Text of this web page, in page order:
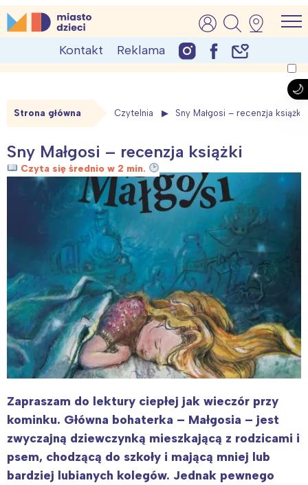
Skip
to
MiastoDzieci.pl
atrakcje dla dzieci, wydarzenia, imprezy rodzinne
Kontakt Reklama
Strona główna Czytelnia Sny Małgosi – recenzja książki
Sny Małgosi – recenzja książki
Czyta się średnio w 2 min.
Zapraszam do lektury ciepłej jak wieczór przy
kominku. Główna bohaterka – Małgosia – jest
zwyczajną dziewczynką mieszkającą z rodzicami i
psem, chodzącą do szkoły i mającą mniej lub
bardziej lubianych kolegów. Jednak pewnego